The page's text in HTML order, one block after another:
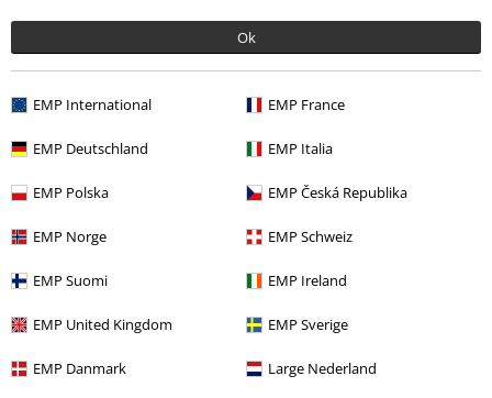
Ok
EMP International EMP France
EMP Deutschland EMP Italia
EMP Polska EMP Česká Republika
EMP Norge EMP Schweiz
EMP Suomi EMP Ireland
EMP United Kingdom EMP Sverige
EMP Danmark Large Nederland
Streetwear Killar
Nyhetsbrev
nyhetsbrev!Mer